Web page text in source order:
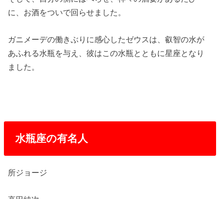
に、お酒をついで回らせました。
ガニメーデの働きぶりに感心したゼウスは、叡智の水が
あふれる水瓶を与え、彼はこの水瓶とともに星座となり
ました。
水瓶座の有名人
所ジョージ